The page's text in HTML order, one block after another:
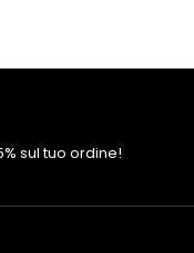
sul tuo ordine!